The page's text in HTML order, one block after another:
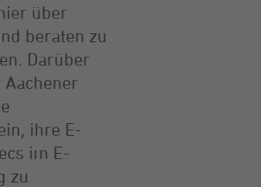
über
beraten zu
Darüber
ihre E-
im E-
zu